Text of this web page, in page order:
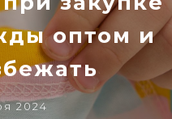
оптом и
2024